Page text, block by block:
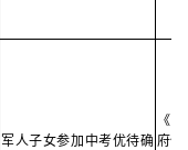
军人子女参加中考优待确
《
府信